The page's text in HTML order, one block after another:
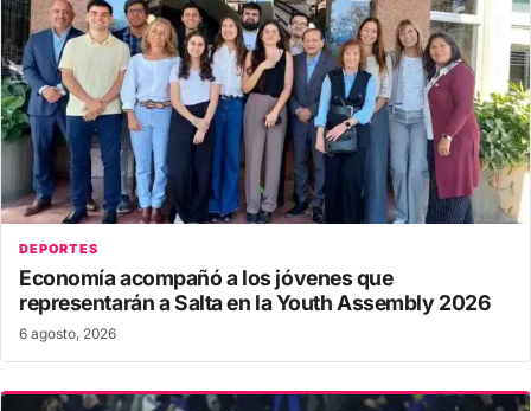
DEPORTES
Economía acompañó a los jóvenes que
representarán a Salta en la Youth Assembly 2026
6 agosto, 2026